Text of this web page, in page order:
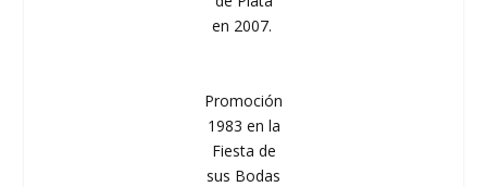
en 2007.
Promoción
1983 en la
Fiesta de
sus Bodas